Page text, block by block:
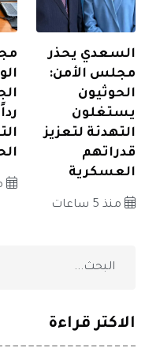
السعدي يحذر
مجلس الأمن:
الحوثيون
يستغلون
التهدئة لتعزيز
قدراتهم
العسكرية
منذ 5 ساعات
الاكثر قراءة